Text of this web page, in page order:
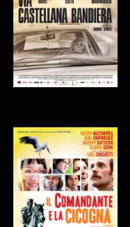
VAI ALLA SCHEDA